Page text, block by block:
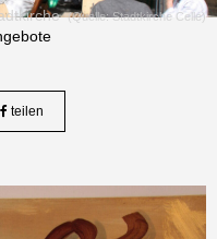
(Quelle: Stadtkirche Celle)
teilen